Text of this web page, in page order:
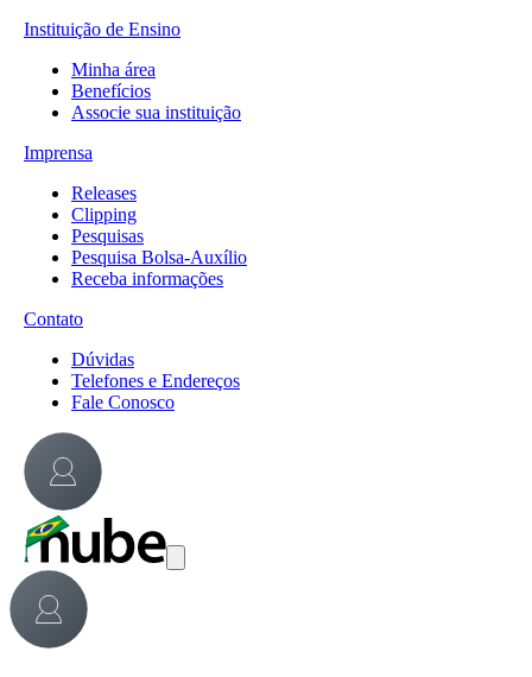
Instituição de Ensino
Minha área
Benefícios
Associe sua instituição
Imprensa
Releases
Clipping
Pesquisas
Pesquisa Bolsa-Auxílio
Receba informações
Contato
Dúvidas
Telefones e Endereços
Fale Conosco